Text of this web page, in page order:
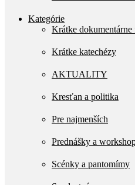
Kategórie
Krátke
Krátke katechézy
AKTUALITY
Kresťan a politika
Pre najmenších
Prednášky a
Scénky a pantomímy